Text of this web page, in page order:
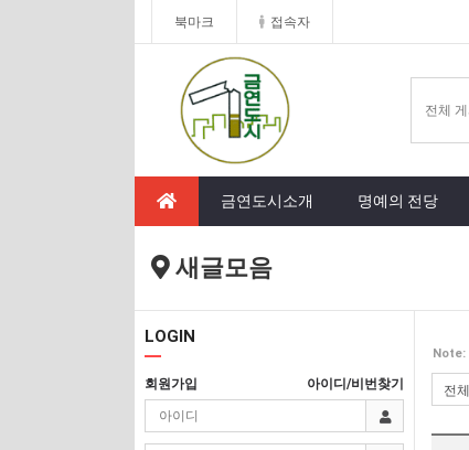
북마크 접속자
금연도시소개 명예의 전당
새글모음
LOGIN
회원가입 아이디/비번찾기
Note: